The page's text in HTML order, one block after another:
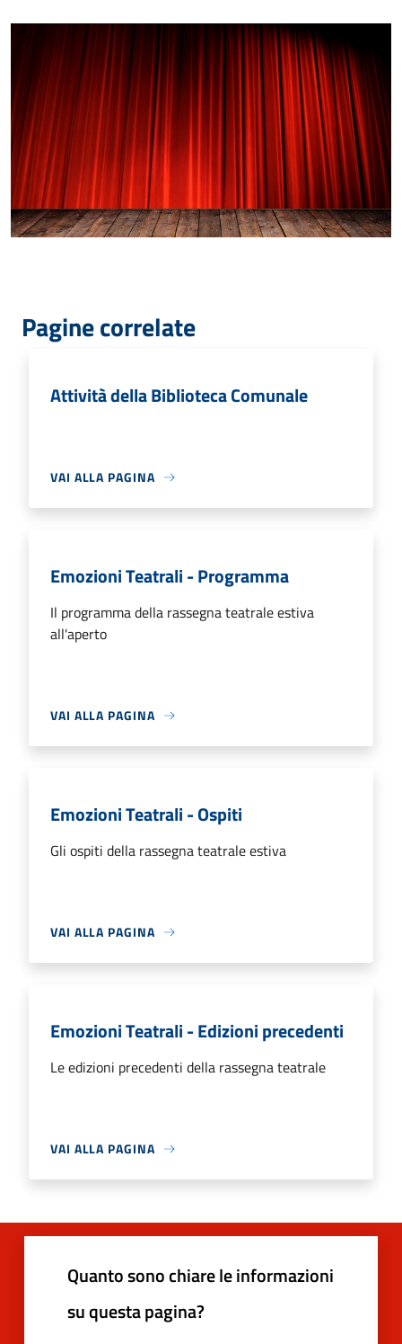
Pagine correlate
Attività della Biblioteca Comunale
VAI ALLA PAGINA
Emozioni Teatrali - Programma
Il programma della rassegna teatrale estiva
all'aperto
VAI ALLA PAGINA
Emozioni Teatrali - Ospiti
Gli ospiti della rassegna teatrale estiva
VAI ALLA PAGINA
Emozioni Teatrali - Edizioni precedenti
Le edizioni precedenti della rassegna teatrale
VAI ALLA PAGINA
Quanto sono chiare le informazioni
su questa pagina?